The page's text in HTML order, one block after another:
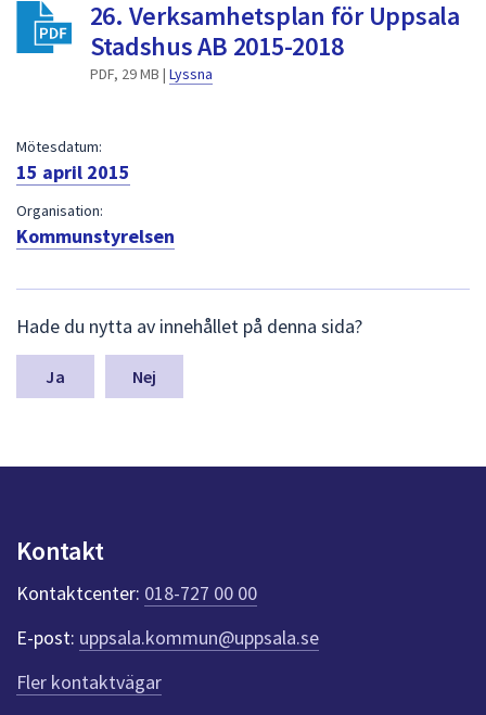
för
att
26. Verksamhetsplan för Uppsala
Stadshus AB 2015-2018
PDF, 29 MB | Lyssna
Mötesdatum:
15 april 2015
Organisation:
Kommunstyrelsen
ä
m
a
n
k
t
e
r
f
ö
r
Hade du nytta av innehållet på denna sida?
Nej
Kontakt
Kontaktcenter: 018-727 00 00
E-post: uppsala.kommun@uppsala.se
Fler kontaktvägar